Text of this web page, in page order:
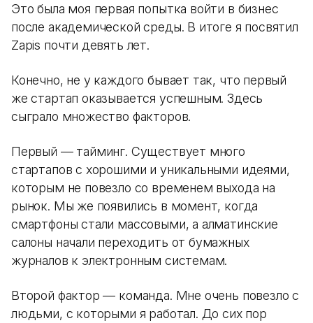
Это была моя первая попытка войти в бизнес
после академической среды. В итоге я посвятил
Zapis почти девять лет.
Конечно, не у каждого бывает так, что первый
же стартап оказывается успешным. Здесь
сыграло множество факторов.
Первый — тайминг. Существует много
стартапов с хорошими и уникальными идеями,
которым не повезло со временем выхода на
рынок. Мы же появились в момент, когда
смартфоны стали массовыми, а алматинские
салоны начали переходить от бумажных
журналов к электронным системам.
Второй фактор — команда. Мне очень повезло с
людьми, с которыми я работал. До сих пор